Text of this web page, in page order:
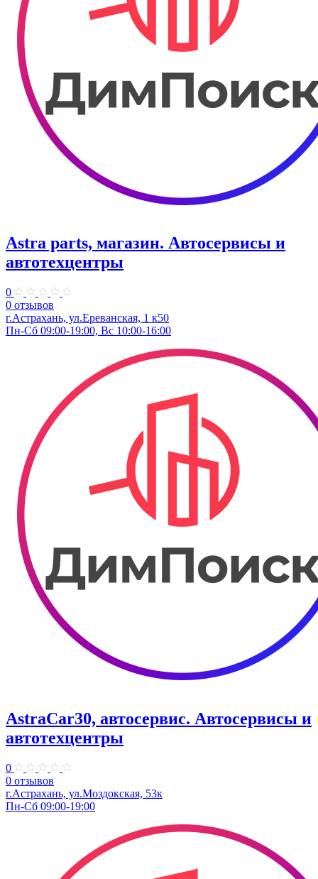
Astra parts, магазин. Автосервисы и
автотехцентры
0
0 отзывов
г.Астрахань, ул.Ереванская, 1 к50
Пн-Сб 09:00-19:00, Вс 10:00-16:00
AstraCar30, автосервис. Автосервисы и
автотехцентры
0
0 отзывов
г.Астрахань, ул.​Моздокская, 53к
Пн-Сб 09:00-19:00